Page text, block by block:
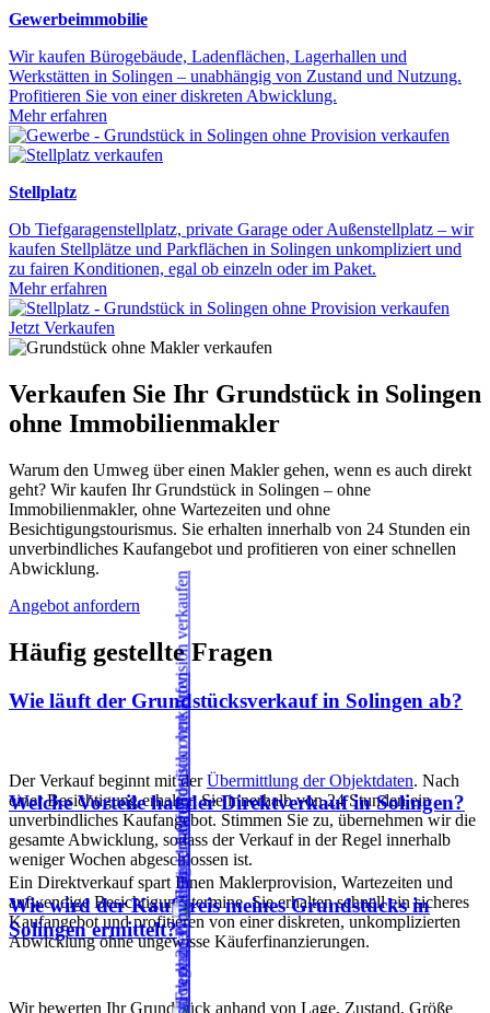
Gewerbeimmobilie
Wir kaufen Bürogebäude, Ladenflächen, Lagerhallen und
Werkstätten in Solingen – unabhängig von Zustand und Nutzung.
Profitieren Sie von einer diskreten Abwicklung.
Mehr erfahren
Stellplatz
Ob Tiefgaragenstellplatz, private Garage oder Außenstellplatz – wir
kaufen Stellplätze und Parkflächen in Solingen unkompliziert und
zu fairen Konditionen, egal ob einzeln oder im Paket.
Mehr erfahren
Jetzt Verkaufen
Verkaufen Sie Ihr Grundstück in Solingen
ohne Immobilienmakler
Warum den Umweg über einen Makler gehen, wenn es auch direkt
geht? Wir kaufen Ihr Grundstück in Solingen – ohne
Immobilienmakler, ohne Wartezeiten und ohne
Besichtigungstourismus. Sie erhalten innerhalb von 24 Stunden ein
unverbindliches Kaufangebot und profitieren von einer schnellen
Abwicklung.
Angebot anfordern
Häufig gestellte Fragen
Wie läuft der Grundstücksverkauf in Solingen ab?
Der Verkauf beginnt mit derÜbermittlung der Objektdaten. Nach
einer Besichtigung erhalten Sie innerhalb von 24 Stunden ein
unverbindliches Kaufangebot. Stimmen Sie zu, übernehmen wir die
gesamte Abwicklung, sodass der Verkauf in der Regel innerhalb
weniger Wochen abgeschlossen ist.
Welche Vorteile hat der Direktverkauf in Solingen?
Ein Direktverkauf spart Ihnen Maklerprovision, Wartezeiten und
aufwendige Besichtigungstermine. Sie erhalten schnell ein sicheres
Kaufangebot und profitieren von einer diskreten, unkomplizierten
Abwicklung ohne ungewisse Käuferfinanzierungen.
Wie wird der Kaufpreis meines Grundstücks in
Solingen ermittelt?
Wir bewerten Ihr Grundstück anhand von Lage, Zustand, Größe